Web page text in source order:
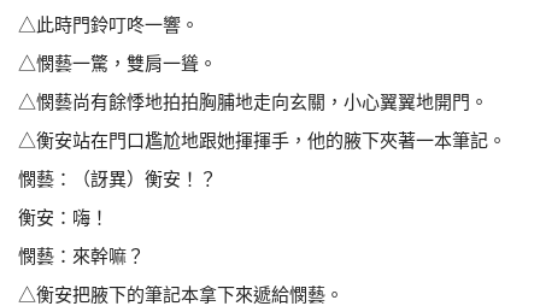
△此時門鈴叮咚一響。
△憫藝一驚，雙肩一聳。
△憫藝尚有餘悸地拍拍胸脯地走向玄關，小心翼翼地開門。
△衡安站在門口尷尬地跟她揮揮手，他的腋下夾著一本筆記。
憫藝：（訝異）衡安！？
衡安：嗨！
憫藝：來幹嘛？
△衡安把腋下的筆記本拿下來遞給憫藝。